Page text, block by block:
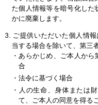
た個人情報等を暗号化し
かに廃棄します。
3. ご提供いただいた個人情
当する場合を除いて、第三
・あらかじめ、ご本人か
合
・法令に基づく場合
・人の生命、身体または
て、ご本人の同意を得る